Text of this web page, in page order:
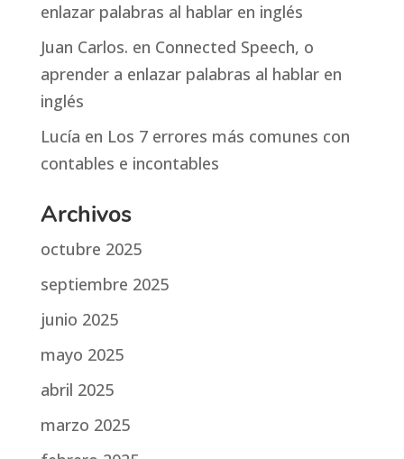
enlazar palabras al hablar en inglés
Juan Carlos. en Connected Speech, o
aprender a enlazar palabras al hablar en
inglés
Lucía en Los 7 errores más comunes con
contables e incontables
Archivos
octubre 2025
septiembre 2025
junio 2025
mayo 2025
abril 2025
marzo 2025